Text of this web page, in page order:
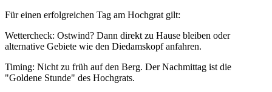
Für einen erfolgreichen Tag am Hochgrat gilt:
Wettercheck: Ostwind? Dann direkt zu Hause bleiben oder
alternative Gebiete wie den Diedamskopf anfahren.
Timing: Nicht zu früh auf den Berg. Der Nachmittag ist die
"Goldene Stunde" des Hochgrats.